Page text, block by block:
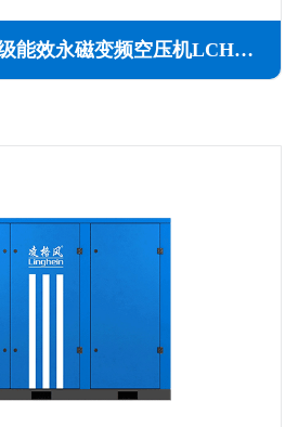
凌格风30KW一级能效永磁变频空压机LCH系列